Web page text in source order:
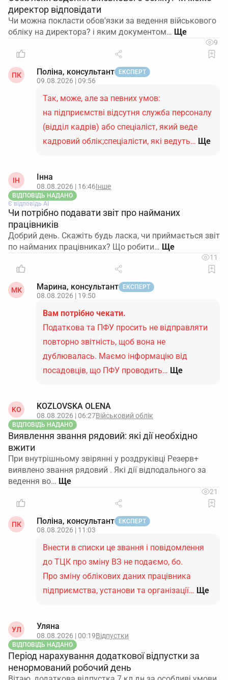
директор відповідати
Чи можна покласти обов'язки за ведення військового
обліку на директора? і яким документом…
9
ПК Поліна, консультант ЕКСПЕРТ
09.08.2026 | 09:56
Так, може, але за певних умов:
на підприємстві відсутня служба персоналу
(відділ кадрів) або спеціаліст, який веде
кадровий облік;спеціалісти, які ведуть… Ще
ІН Інна
08.08.2026 | 16:46Інше
ВІДПОВІДЬ НАДАНО
Є відповідь АІ
Чи потрібно подавати звіт про найманих
працівників
Добрий день. Скажіть будь ласка, чи приймається звіт
по найманих працівниках? Що робити…
11
МК Марина, консультант ЕКСПЕРТ
08.08.2026 | 19:50
Вам потрібно чекати.
Податкова та ПФУ просить не відправляти
повторно звітність, щоб вона не
дублювалась. Маємо інформацію від
посадовців, що ПФУ проводить… Ще
KO KOZLOVSKA OLENA
08.08.2026 | 06:27Військовий облік
ВІДПОВІДЬ НАДАНО
Виявлення звання рядовий: які дії необхідно
вжити
При внутрішньому звірянні у роздруківці Резерв+
виявлено звання рядовий . Які дії відподального за
ведення во…
21
ПК Поліна, консультант ЕКСПЕРТ
08.08.2026 | 11:03
Внести в списки це звання і повідомлення
до ТЦК про зміну ВЗ не подаємо, бо.
Про зміну облікових даних працівника
підприємства, установи та організації… Ще
УЛ Уляна
08.08.2026 | 00:19Відпустки
ВІДПОВІДЬ НАДАНО
Період нарахування додаткової відпустки за
ненормований робочий день